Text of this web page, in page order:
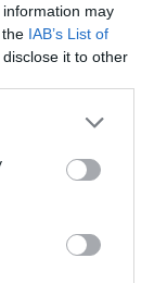
information may
IAB’s List of
it to other
or more Google
You may click to
party tags to
in below Google
των
οι ΗΠΑ
της
τις
μισή ύλη
και να
ρεπορτάζ